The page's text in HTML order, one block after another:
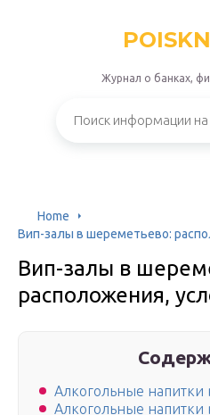
Журнал о банках,
Home
Вип-залы в шереметьево:
Вип-залы в
расположения,
Алкогольные напитки
Алкогольные напитки